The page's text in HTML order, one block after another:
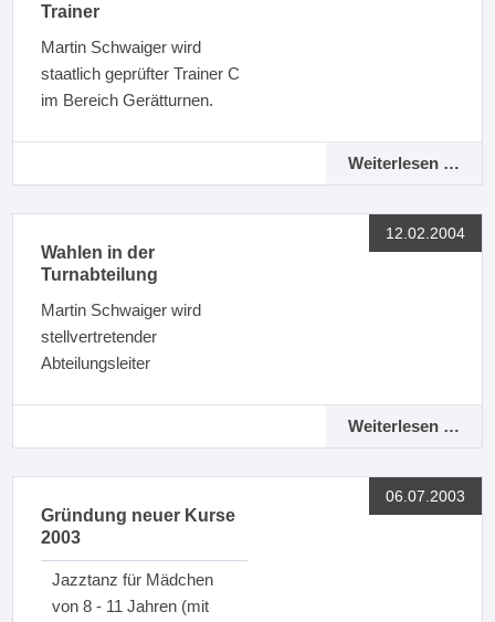
Trainer
Martin Schwaiger wird
staatlich geprüfter Trainer C
im Bereich Gerätturnen.
Weiterlesen …
12.02.2004
Wahlen in der
Turnabteilung
Martin Schwaiger wird
stellvertretender
Abteilungsleiter
Weiterlesen …
06.07.2003
Gründung neuer Kurse
2003
Jazztanz für Mädchen
von 8 - 11 Jahren (mit